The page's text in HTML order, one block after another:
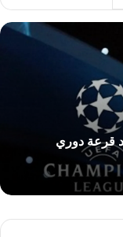
قرعة دوري